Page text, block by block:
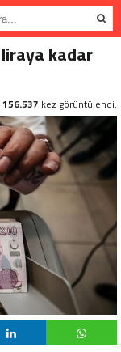
kadar
156.537 kez görüntülendi.